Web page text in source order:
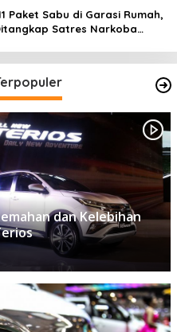
Paket Sabu di Garasi Rumah,
Satres Narkoba
dan Kelebihan